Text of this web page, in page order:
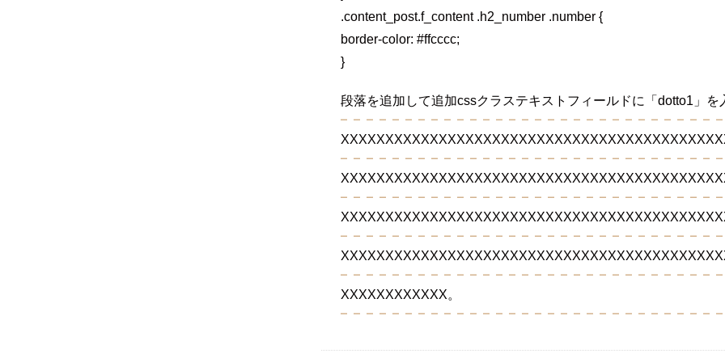
.content_post.f_content .h2_number .number {
border-color: #ffcccc;
}
段落を追加して追加cssクラステキストフィールドに「dotto1」を
XXXXXXXXXXXX。